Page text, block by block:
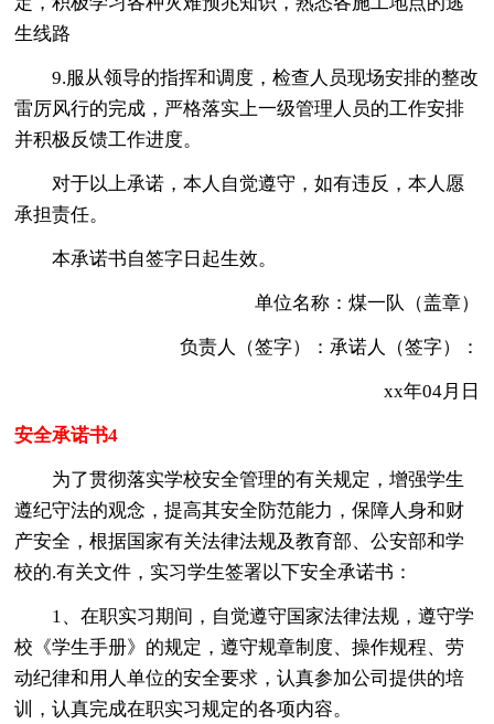
生线路
9.服从领导的指挥和调度，检查人员现场安排的整改
雷厉风行的完成，严格落实上一级管理人员的工作安排
并积极反馈工作进度。
对于以上承诺，本人自觉遵守，如有违反，本人愿
承担责任。
本承诺书自签字日起生效。
单位名称：煤一队（盖章）
负责人（签字）：承诺人（签字）：
xx年04月日
安全承诺书4
为了贯彻落实学校安全管理的有关规定，增强学生
遵纪守法的观念，提高其安全防范能力，保障人身和财
产安全，根据国家有关法律法规及教育部、公安部和学
校的.有关文件，实习学生签署以下安全承诺书：
1、在职实习期间，自觉遵守国家法律法规，遵守学
校《学生手册》的规定，遵守规章制度、操作规程、劳
动纪律和用人单位的安全要求，认真参加公司提供的培
训，认真完成在职实习规定的各项内容。